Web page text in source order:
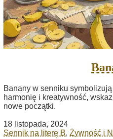
Banany w senniku
harmonię i kreatywność,
nowe początki.
18 listopada, 2024
Sennik na literę B, Żywność i